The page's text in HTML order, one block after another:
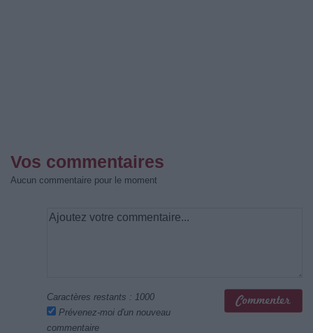
Vos commentaires
Aucun commentaire pour le moment
Caractères restants : 1000
Prévenez-moi d'un nouveau
commentaire